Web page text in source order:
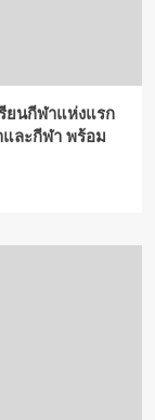
ยนกีฬาแห่งแรก
ละกีฬา พร้อม